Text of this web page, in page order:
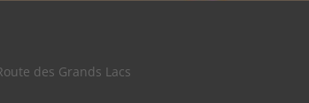
des Grands Lacs